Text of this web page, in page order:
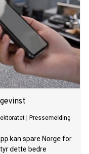
Pressemelding
kan spare Norge for
dette bedre